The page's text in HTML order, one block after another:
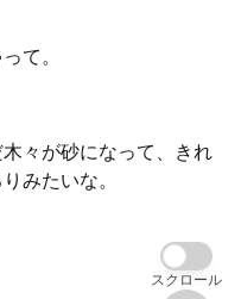
て。
々が砂になって、きれ
みたいな。
スクロール